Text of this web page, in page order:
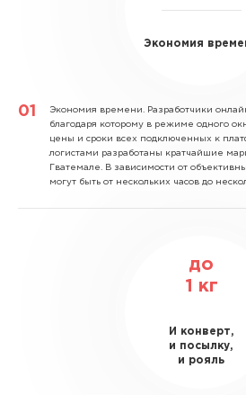
Экономия
Экономия времени. Разработчики
благодаря которому в режиме одного
цены и сроки всех подключенных к
логистами разработаны кратчайшие
Гватемале. В зависимости от
могут быть от нескольких часов до
до
1
кг
И конверт,
и посылку,
и рояль